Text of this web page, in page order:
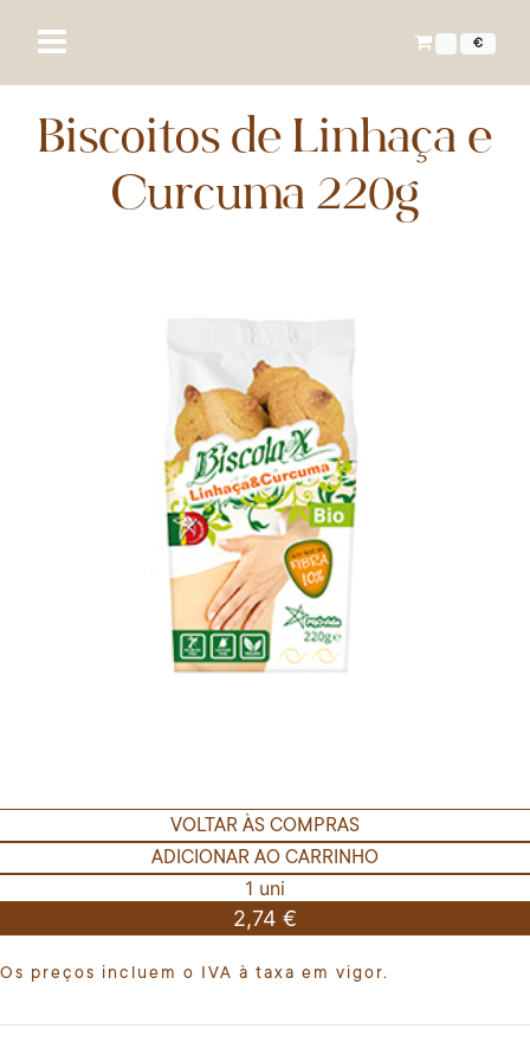
€
Biscoitos de Linhaça e
Curcuma 220g
VOLTAR ÀS COMPRAS
ADICIONAR AO CARRINHO
1 uni
2,74 €
Os preços incluem o IVA à taxa em vigor.